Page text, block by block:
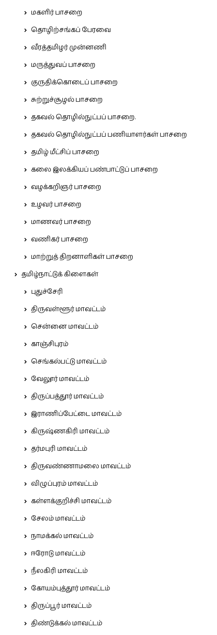
மகளிர் பாசறை
தொழிற்சங்கப் பேரவை
வீரத்தமிழர் முன்னணி
மருத்துவப் பாசறை
குருதிக்கொடைப் பாசறை
சுற்றுச்சூழல் பாசறை
தகவல் தொழில்நுட்பப் பாசறை.
தகவல் தொழில்நுட்பப் பணியாளர்கள் பாசறை
தமிழ் மீட்சிப் பாசறை
கலை இலக்கியப் பண்பாட்டுப் பாசறை
வழக்கறிஞர் பாசறை
உழவர் பாசறை
மாணவர் பாசறை
வணிகர் பாசறை
மாற்றுத் திறனாளிகள் பாசறை
தமிழ்நாட்டுக் கிளைகள்
புதுச்சேரி
திருவள்ளூர் மாவட்டம்
சென்னை மாவட்டம்
காஞ்சிபுரம்
செங்கல்பட்டு மாவட்டம்
வேலூர் மாவட்டம்
திருப்பத்தூர் மாவட்டம்
இராணிப்பேட்டை மாவட்டம்
கிருஷ்ணகிரி மாவட்டம்
தர்மபுரி மாவட்டம்
திருவண்ணாமலை மாவட்டம்
விழுப்புரம் மாவட்டம்
கள்ளக்குறிச்சி மாவட்டம்
சேலம் மாவட்டம்
நாமக்கல் மாவட்டம்
ஈரோடு மாவட்டம்
நீலகிரி மாவட்டம்
கோயம்புத்தூர் மாவட்டம்
திருப்பூர் மாவட்டம்
திண்டுக்கல் மாவட்டம்